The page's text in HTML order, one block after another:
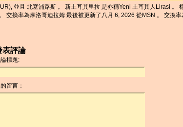
並且 北塞浦路斯 。 新土耳其里拉 是亦稱Yeni 土耳其人Lirasi 。
換率為摩洛哥迪拉姆 最後被更新了八月 6, 2026 從MSN 。 交換
表評論
標題:
留言：